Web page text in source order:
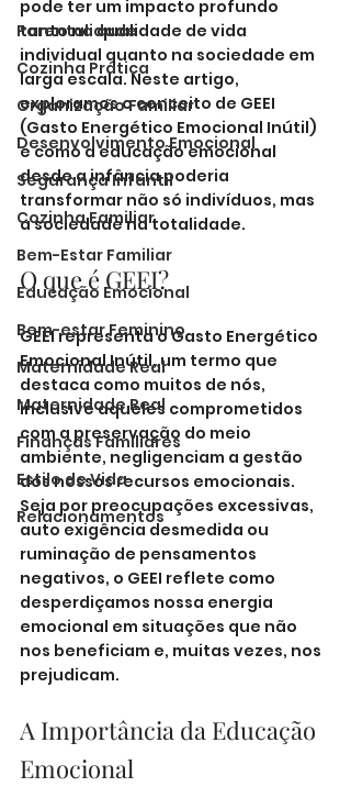
Parentalidade
Cozinha Prática
Organização Familiar
Desenvolvimento Emocional
Segurança Infantil
Cozinha Familiar
Bem-Estar Familiar
Educação Emocional
Bem-estar Feminino
Maternidade Real
Maternidade Real
Finanças Familiares
Estilo de Vida
Relacionamentos
pode ter um impacto profundo
tanto na qualidade de vida
individual quanto na sociedade em
larga escala. Neste artigo,
exploramos o conceito de GEEI
(Gasto Energético Emocional Inútil)
e como a educação emocional
desde a infância poderia
transformar não só indivíduos, mas
a sociedade na totalidade.
O que é GEEI?
GEEI representa o Gasto Energético
Emocional Inútil, um termo que
destaca como muitos de nós,
inclusive aqueles comprometidos
com a preservação do meio
ambiente, negligenciam a gestão
dos nossos recursos emocionais.
Seja por preocupações excessivas,
auto exigência desmedida ou
ruminação de pensamentos
negativos, o GEEI reflete como
desperdiçamos nossa energia
emocional em situações que não
nos beneficiam e, muitas vezes, nos
prejudicam.
A Importância da Educação
Emocional